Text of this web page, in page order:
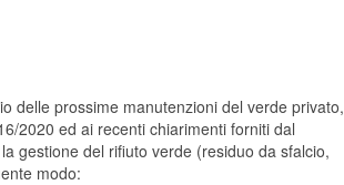
delle prossime manutenzioni del verde privato,
2020 ed ai recenti chiarimenti forniti dal
gestione del rifiuto verde (residuo da sfalcio,
modo: